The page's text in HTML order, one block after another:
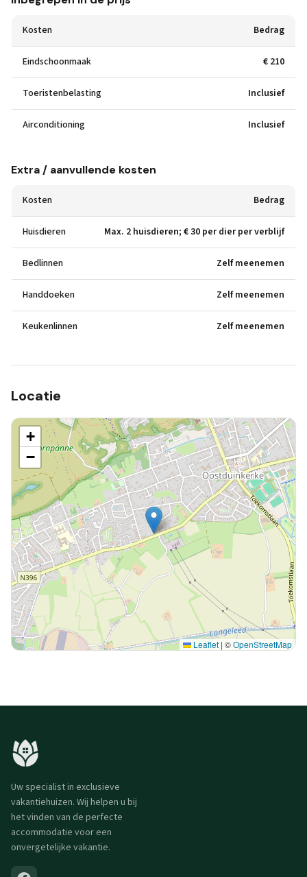
Kosten Bedrag
Eindschoonmaak € 210
Toeristenbelasting Inclusief
Airconditioning Inclusief
Extra / aanvullende kosten
Kosten Bedrag
Huisdieren Max. 2 huisdieren; € 30 per dier per verblijf
Bedlinnen Zelf meenemen
Handdoeken Zelf meenemen
Keukenlinnen Zelf meenemen
Locatie
+
−
Leaflet | ©OpenStreetMap
Uw specialist in exclusieve
vakantiehuizen. Wij helpen u bij
het vinden van de perfecte
accommodatie voor een
onvergetelijke vakantie.